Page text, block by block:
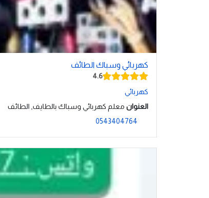
كهربائي وسباك الطائف
4.6
كهربائي
العنوان معلم كهربائي وسباك بالطايف, الطائف
0543404764